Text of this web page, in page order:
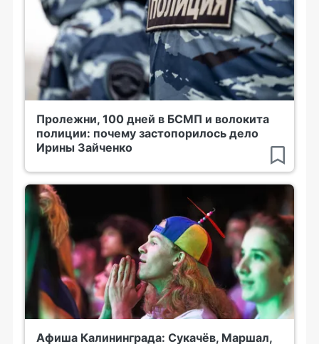
Пролежни, 100 дней в БСМП и волокита
полиции: почему застопорилось дело
Ирины Зайченко
Афиша Калининграда: Сукачёв, Маршал,